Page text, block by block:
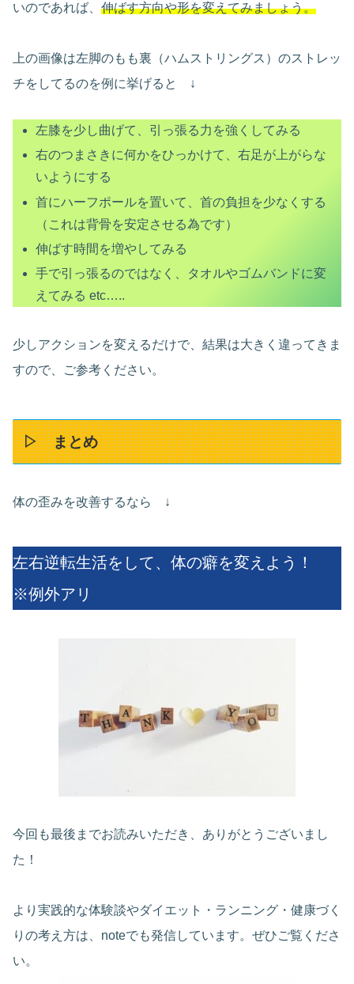
いのであれば、 伸ばす方向や形を変えてみましょう。
上の画像は左脚のもも裏（ハムストリングス）のストレッ
チをしてるのを例に挙げると ↓
左膝を少し曲げて、引っ張る力を強くしてみる
右のつまさきに何かをひっかけて、右足が上がらな
いようにする
首にハーフポールを置いて、首の負担を少なくする
（これは背骨を安定させる為です）
伸ばす時間を増やしてみる
手で引っ張るのではなく、タオルやゴムバンドに変
えてみる etc…..
少しアクションを変えるだけで、結果は大きく違ってきま
すので、ご参考ください。
▷ まとめ
体の歪みを改善するなら ↓
左右逆転生活をして、体の癖を変えよう！
※例外アリ
今回も最後までお読みいただき、ありがとうございまし
た！
より実践的な体験談やダイエット・ランニング・健康づく
りの考え方は、noteでも発信しています。ぜひご覧くださ
い。